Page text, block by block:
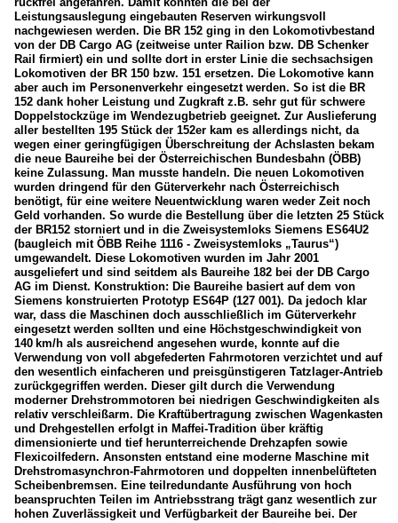
Leistungsauslegung eingebauten Reserven wirkungsvoll
nachgewiesen werden. Die BR 152 ging in den Lokomotivbestand
von der DB Cargo AG (zeitweise unter Railion bzw. DB Schenker
Rail firmiert) ein und sollte dort in erster Linie die sechsachsigen
Lokomotiven der BR 150 bzw. 151 ersetzen. Die Lokomotive kann
aber auch im Personenverkehr eingesetzt werden. So ist die BR
152 dank hoher Leistung und Zugkraft z.B. sehr gut für schwere
Doppelstockzüge im Wendezugbetrieb geeignet. Zur Auslieferung
aller bestellten 195 Stück der 152er kam es allerdings nicht, da
wegen einer geringfügigen Überschreitung der Achslasten bekam
die neue Baureihe bei der Österreichischen Bundesbahn (ÖBB)
keine Zulassung. Man musste handeln. Die neuen Lokomotiven
wurden dringend für den Güterverkehr nach Österreichisch
benötigt, für eine weitere Neuentwicklung waren weder Zeit noch
Geld vorhanden. So wurde die Bestellung über die letzten 25 Stück
der BR152 storniert und in die Zweisystemloks Siemens ES64U2
(baugleich mit ÖBB Reihe 1116 - Zweisystemloks „Taurus“)
umgewandelt. Diese Lokomotiven wurden im Jahr 2001
ausgeliefert und sind seitdem als Baureihe 182 bei der DB Cargo
AG im Dienst. Konstruktion: Die Baureihe basiert auf dem von
Siemens konstruierten Prototyp ES64P (127 001). Da jedoch klar
war, dass die Maschinen doch ausschließlich im Güterverkehr
eingesetzt werden sollten und eine Höchstgeschwindigkeit von
140 km/h als ausreichend angesehen wurde, konnte auf die
Verwendung von voll abgefederten Fahrmotoren verzichtet und auf
den wesentlich einfacheren und preisgünstigeren Tatzlager-Antrieb
zurückgegriffen werden. Dieser gilt durch die Verwendung
moderner Drehstrommotoren bei niedrigen Geschwindigkeiten als
relativ verschleißarm. Die Kraftübertragung zwischen Wagenkasten
und Drehgestellen erfolgt in Maffei-Tradition über kräftig
dimensionierte und tief herunterreichende Drehzapfen sowie
Flexicoilfedern. Ansonsten entstand eine moderne Maschine mit
Drehstromasynchron-Fahrmotoren und doppelten innenbelüfteten
Scheibenbremsen. Eine teilredundante Ausführung von hoch
beanspruchten Teilen im Antriebsstrang trägt ganz wesentlich zur
hohen Zuverlässigkeit und Verfügbarkeit der Baureihe bei. Der